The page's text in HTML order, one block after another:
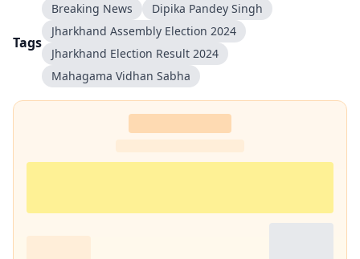
Tags
Breaking News
Dipika Pandey Singh
Jharkhand Assembly Election 2024
Jharkhand Election Result 2024
Mahagama Vidhan Sabha